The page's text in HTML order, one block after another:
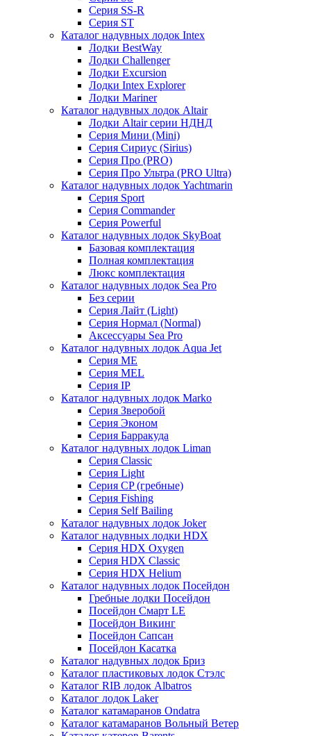
Серия SS-R
Серия ST
Каталог надувных лодок Intex
Лодки BestWay
Лодки Challenger
Лодки Excursion
Лодки Intex Explorer
Лодки Mariner
Каталог надувных лодок Altair
Лодки Altair серии НДНД
Серия Мини (Mini)
Серия Сириус (Sirius)
Серия Про (PRO)
Серия Про Ультра (PRO Ultra)
Каталог надувных лодок Yachtmarin
Серия Sport
Серия Commander
Серия Powerful
Каталог надувных лодок SkyBoat
Базовая комплектация
Полная комплектация
Люкс комплектация
Каталог надувных лодок Sea Pro
Без серии
Серия Лайт (Light)
Серия Нормал (Normal)
Аксессуары Sea Pro
Каталог надувных лодок Aqua Jet
Серия ME
Серия MEL
Серия IP
Каталог надувных лодок Marko
Серия Зверобой
Серия Эконом
Серия Барракуда
Каталог надувных лодок Liman
Серия Classic
Серия Light
Серия CP (гребные)
Серия Fishing
Серия Self Bailing
Каталог надувных лодок Joker
Каталог надувных лодки HDX
Серия HDX Oxygen
Серия HDX Classic
Серия HDX Helium
Каталог надувных лодок Посейдон
Гребные лодки Посейдон
Посейдон Смарт LE
Посейдон Викинг
Посейдон Сапсан
Посейдон Касатка
Каталог надувных лодок Бриз
Каталог пластиковых лодок Стэлс
Каталог RIB лодок Albatros
Каталог лодок Laker
Каталог катамаранов Ondatra
Каталог катамаранов Вольный Ветер